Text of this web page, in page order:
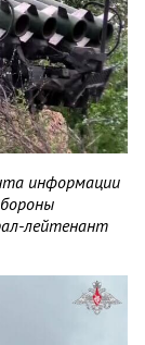
информации
лейтенант